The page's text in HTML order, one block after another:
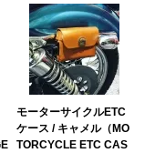
モーターサイクルETC
ケース / キャメル（MO
TORCYCLE ETC CAS